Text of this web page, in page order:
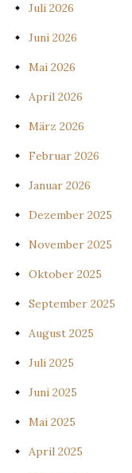
Juli 2026
Juni 2026
Mai 2026
April 2026
März 2026
Februar 2026
Januar 2026
Dezember 2025
November 2025
Oktober 2025
September 2025
August 2025
Juli 2025
Juni 2025
Mai 2025
April 2025